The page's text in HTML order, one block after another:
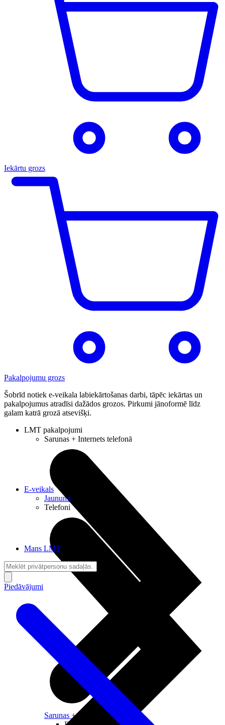
Iekārtu grozs
Pakalpojumu grozs
Šobrīd notiek e-veikala labiekārtošanas darbi, tāpēc iekārtas un
pakalpojumus atradīsi dažādos grozos. Pirkumi jānoformē līdz
galam katrā grozā atsevišķi.
LMT pakalpojumi
Sarunas + Internets telefonā
Sarunas + Internets
E-veikals
Jaunumi
Telefoni
Mans LMT
Piedāvājumi